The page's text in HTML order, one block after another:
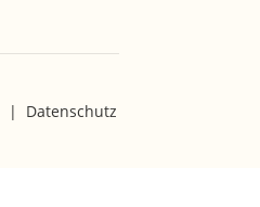
| Datenschutz